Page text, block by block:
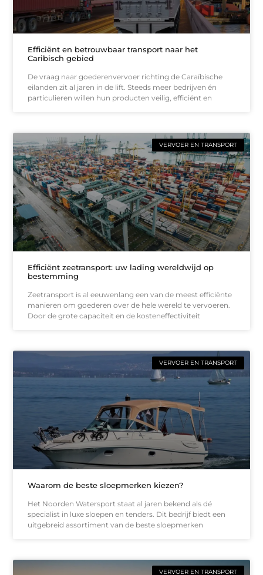
Efficiënt en betrouwbaar transport naar het
Caribisch gebied
De vraag naar goederenvervoer richting de Caraïbische
eilanden zit al jaren in de lift. Steeds meer bedrijven én
particulieren willen hun producten veilig, efficiënt en
VERVOER EN TRANSPORT
Efficiënt zeetransport: uw lading wereldwijd op
bestemming
Zeetransport is al eeuwenlang een van de meest efficiënte
manieren om goederen over de hele wereld te vervoeren.
Door de grote capaciteit en de kosteneffectiviteit
VERVOER EN TRANSPORT
Waarom de beste sloepmerken kiezen?
Het Noorden Watersport staat al jaren bekend als dé
specialist in luxe sloepen en tenders. Dit bedrijf biedt een
uitgebreid assortiment van de beste sloepmerken
VERVOER EN TRANSPORT